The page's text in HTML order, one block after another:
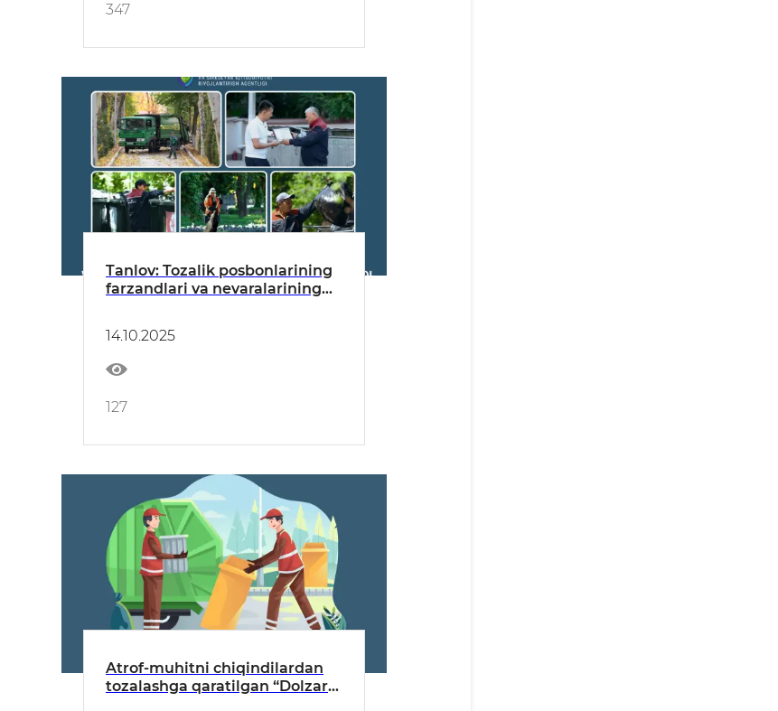
347
Tanlov: Tozalik posbonlarining
farzandlari va nevaralarining
14.10.2025
127
Atrof-muhitni chiqindilardan
tozalashga qaratilgan “Dolzarb